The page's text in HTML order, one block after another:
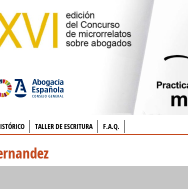
TALLER DE ESCRITURA F.A.Q.